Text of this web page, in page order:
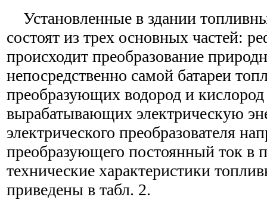
Установленные в здании
состоят из трех основных частей:
происходит преобразование
непосредственно самой батареи
преобразующих водород и
вырабатывающих электрическую
электрического преобразователя
преобразующего постоянный ток в
технические характеристики
приведены в табл. 2.